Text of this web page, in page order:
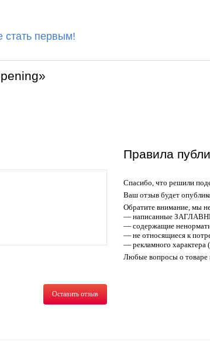
стать первым!
Оставить отзыв
Правила
Спасибо, что решили
Ваш отзыв будет
Обратите внимание, мы
— написанные
— содержащие
— не относящиеся к
— рекламного
Любые вопросы о товаре